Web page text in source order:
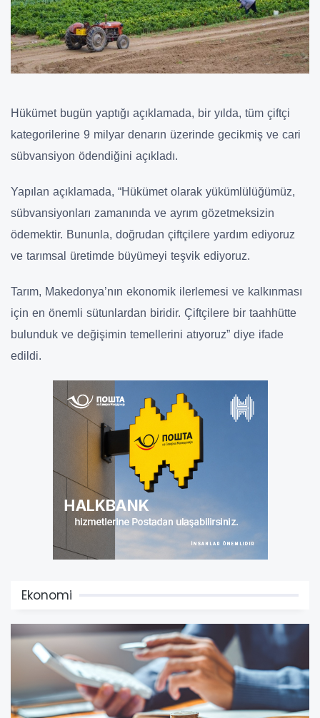
Hükümet bugün yaptığı açıklamada, bir yılda, tüm çiftçi
kategorilerine 9 milyar denarın üzerinde gecikmiş ve cari
sübvansiyon ödendiğini açıkladı.
Yapılan açıklamada, “Hükümet olarak yükümlülüğümüz,
sübvansiyonları zamanında ve ayrım gözetmeksizin
ödemektir. Bununla, doğrudan çiftçilere yardım ediyoruz
ve tarımsal üretimde büyümeyi teşvik ediyoruz.
Tarım, Makedonya’nın ekonomik ilerlemesi ve kalkınması
için en önemli sütunlardan biridir. Çiftçilere bir taahhütte
bulunduk ve değişimin temellerini atıyoruz” diye ifade
edildi.
Ekonomi